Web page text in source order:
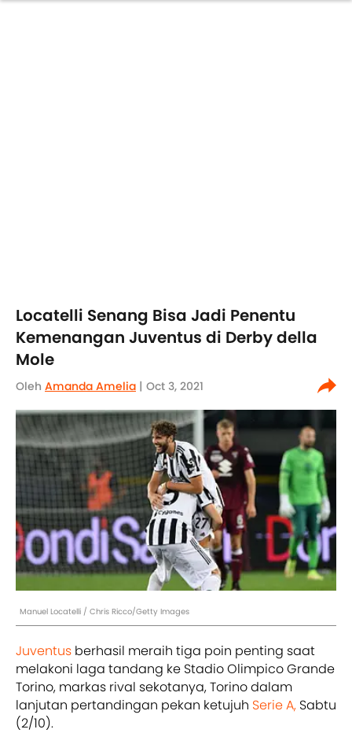
Locatelli Senang Bisa Jadi Penentu
Kemenangan Juventus di Derby della
Mole
Oleh Amanda Amelia | Oct 3, 2021
Manuel Locatelli / Chris Ricco/Getty Images
Juventus berhasil meraih tiga poin penting saat
melakoni laga tandang ke Stadio Olimpico Grande
Torino, markas rival sekotanya, Torino dalam
lanjutan pertandingan pekan ketujuh Serie A, Sabtu
(2/10).